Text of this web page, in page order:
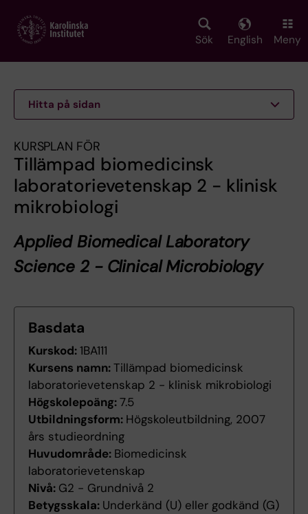
main
Sök English Meny
Hitta på sidan
KURSPLAN FÖR
Tillämpad biomedicinsk
laboratorievetenskap 2 - klinisk
mikrobiologi
Applied Biomedical Laboratory
Science 2 - Clinical Microbiology
Basdata
Kurskod:1BA111
Kursens namn:Tillämpad biomedicinsk
laboratorievetenskap 2 - klinisk mikrobiologi
Högskolepoäng:7.5
Utbildningsform: Högskoleutbildning, 2007
års studieordning
Huvudområde: Biomedicinsk
laboratorievetenskap
Nivå: G2 - Grundnivå 2
Betygsskala: Underkänd (U) eller godkänd (G)